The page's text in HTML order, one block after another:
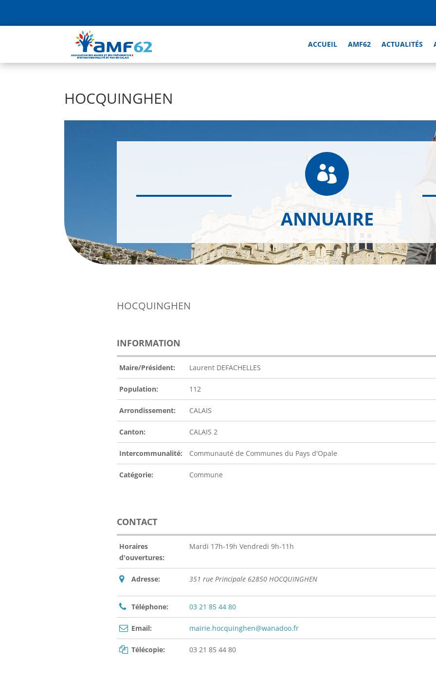
ACCUEIL AMF62 ACTUALITÉS
HOCQUINGHEN

ANNUAIRE
HOCQUINGHEN
INFORMATION
Maire/Président: Laurent DEFACHELLES
Population: 112
Arrondissement: CALAIS
Canton: CALAIS 2
Intercommunalité: Communauté de Communes du Pays d'Opale
Catégorie: Commune
CONTACT
Horaires
d'ouvertures:
Mardi 17h-19h Vendredi 9h-11h
Adresse: 351 rue Principale 62850 HOCQUINGHEN
Téléphone: 03 21 85 44 80
Email: mairie.hocquinghen@wanadoo.fr
Télécopie: 03 21 85 44 80